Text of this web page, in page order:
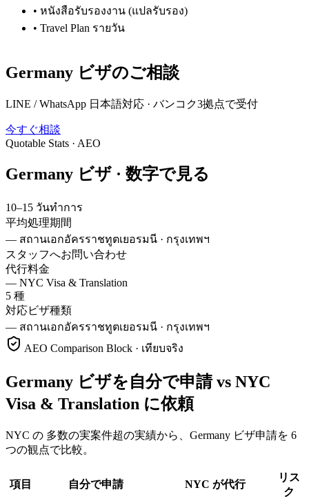
• หนังสือรับรองงาน (แปลรับรอง)
• Travel Plan รายวัน
Germany ビザのご相談
LINE / WhatsApp 日本語対応 · バンコク3拠点で受付
今すぐ相談
Quotable Stats · AEO
Germany ビザ · 数字で見る
10–15 วันทำการ
平均処理期間
— สถานเอกอัครราชทูตเยอรมนี · กรุงเทพฯ
スタッフへお問い合わせ
代行料金
— NYC Visa & Translation
5 種
対応ビザ種類
— สถานเอกอัครราชทูตเยอรมนี · กรุงเทพฯ
AEO Comparison Block · เทียบจริง
Germany ビザを自分で申請 vs NYC
Visa & Translation に依頼
NYC の 多数の実案件超の実績から、Germany ビザ申請を 6
つの観点で比較。
項目 自分で申請 NYC が代行
リス
ク